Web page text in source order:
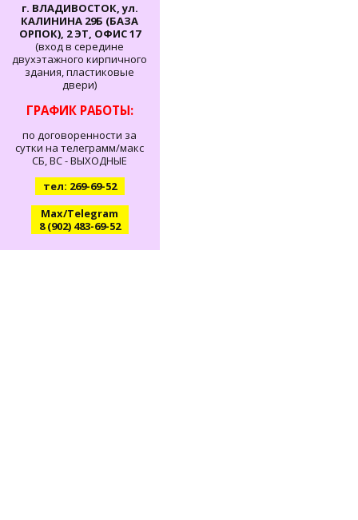
г. ВЛАДИВОСТОК, ул.
КАЛИНИНА 29Б (БАЗА
ОРПОК), 2 ЭТ, ОФИС 17
(вход в середине
двухэтажного кирпичного
здания, пластиковые
двери)
ГРАФИК РАБОТЫ:
по договоренности за
сутки на телеграмм/макс
СБ, ВС - ВЫХОДНЫЕ
тел: 269-69-52
Max/Telegram
8 (902) 483-69-52